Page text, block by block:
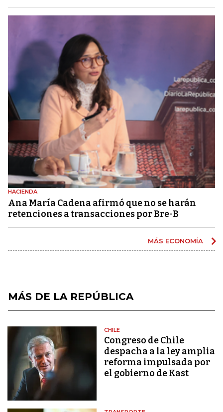
HACIENDA
Ana María Cadena afirmó que no se harán
retenciones a transacciones por Bre-B
MÁS ECONOMÍA
MÁS DE LA REPÚBLICA
CHILE
Congreso de Chile
despacha a la ley amplia
reforma impulsada por
el gobierno de Kast